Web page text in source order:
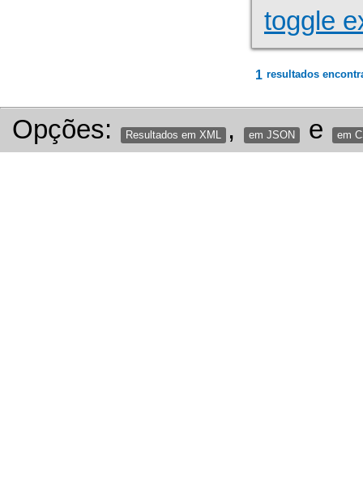
toggle
1 resultados
Opções: Resultados em XML , em JSON e em